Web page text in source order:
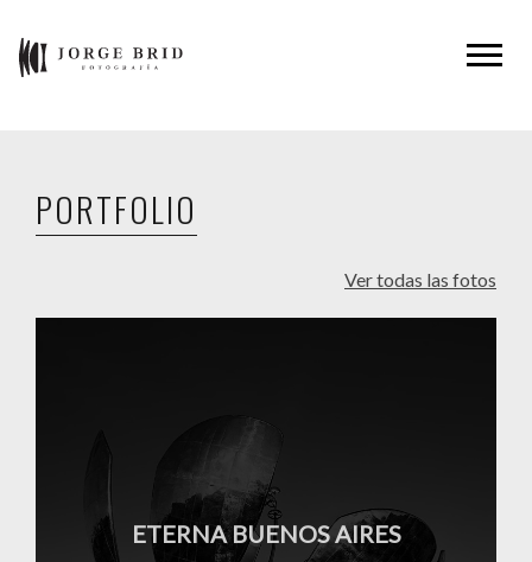
PORTFOLIO
Ver todas las fotos
ETERNA BUENOS AIRES